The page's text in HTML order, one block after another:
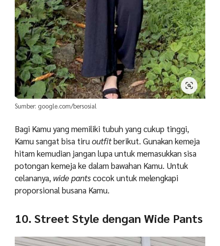
Sumber: google.com/bersosial
Bagi Kamu yang memiliki tubuh yang cukup tinggi,
Kamu sangat bisa tiruoutfitberikut. Gunakan kemeja
hitam kemudian jangan lupa untuk memasukkan sisa
potongan kemeja ke dalam bawahan Kamu. Untuk
celananya, wide pantscocok untuk melengkapi
proporsional busana Kamu.
10. Street Style dengan Wide Pants